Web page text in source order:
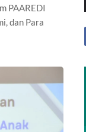
PAAREDI
dan Para